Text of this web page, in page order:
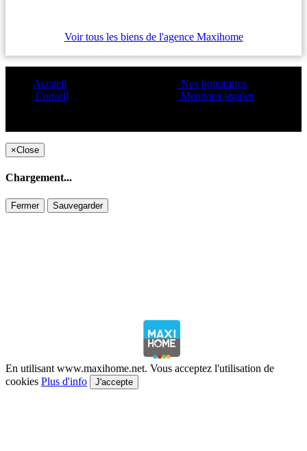
Voir tous les biens de l'agence Maxihome
Accueil
Conseil
Nos honoraires
Mentions légales
×Close
Chargement...
Fermer Sauvegarder
En utilisant www.maxihome.net. Vous acceptez l'utilisation de
cookies Plus d'info J'accepte